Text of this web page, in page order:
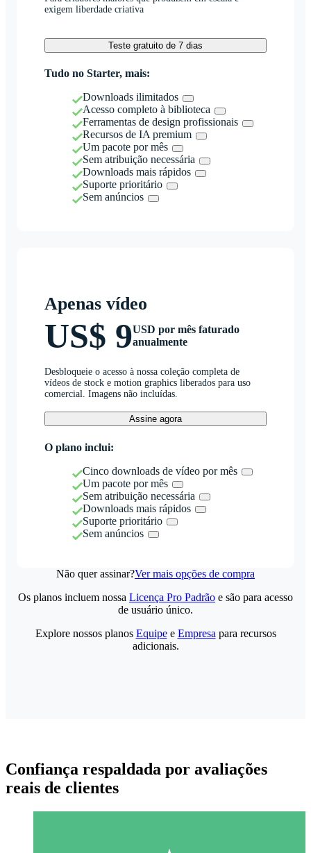
exigem liberdade criativa
Teste gratuito de 7 dias
Tudo no Starter, mais:
Downloads ilimitados
Acesso completo à biblioteca
Ferramentas de design profissionais
Recursos de IA premium
Um pacote por mês
Sem atribuição necessária
Downloads mais rápidos
Suporte prioritário
Sem anúncios
Apenas vídeo
US$ 9USD por mês faturado
anualmente
Desbloqueie o acesso à nossa coleção completa de
vídeos de stock e motion graphics liberados para uso
comercial. Imagens não incluídas.
Assine agora
O plano inclui:
Cinco downloads de vídeo por mês
Um pacote por mês
Sem atribuição necessária
Downloads mais rápidos
Suporte prioritário
Sem anúncios
Não quer assinar?Ver mais opções de compra
Os planos incluem nossa Licença Pro Padrão e são para acesso
de usuário único.
Explore nossos planos Equipee Empresa para recursos
adicionais.
Confiança respaldada por avaliações
reais de clientes